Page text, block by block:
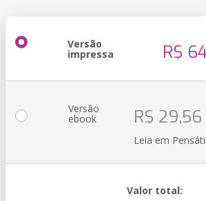
Versão
impressa R$
Versão
ebook R$ 29,56
Leia em
Valor total: